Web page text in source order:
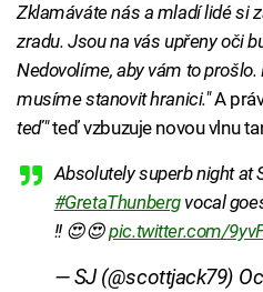
Zklamáváte nás a mladí lidé si
zradu. Jsou na vás upřeny oči
Nedovolíme, aby vám to prošlo.
musíme stanovit hranici."A
teď"teď vzbuzuje novou vlnu
Absolutely superb night at
#GretaThunbergvocal
!! 😍😍pic.twitter.com/
— SJ (@scottjack79)